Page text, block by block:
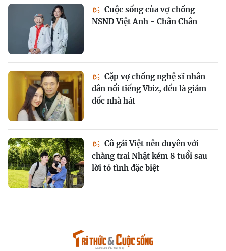
Cuộc sống của vợ chồng
NSND Việt Anh - Chân Chân
Cặp vợ chồng nghệ sĩ nhân
dân nổi tiếng Vbiz, đều là giám
đốc nhà hát
Cô gái Việt nên duyên với
chàng trai Nhật kém 8 tuổi sau
lời tỏ tình đặc biệt